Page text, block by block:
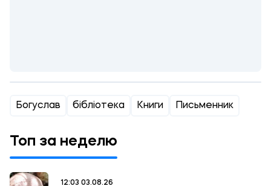
Богуслав бібліотека Книги Письменник
Топ за неделю
12:03 03.08.26